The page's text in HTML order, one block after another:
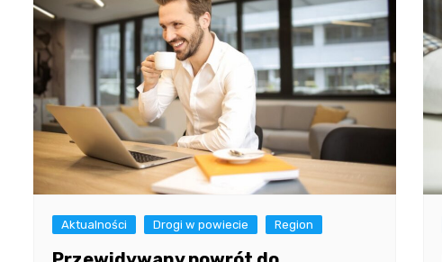
Aktualności Drogi w powiecie Region